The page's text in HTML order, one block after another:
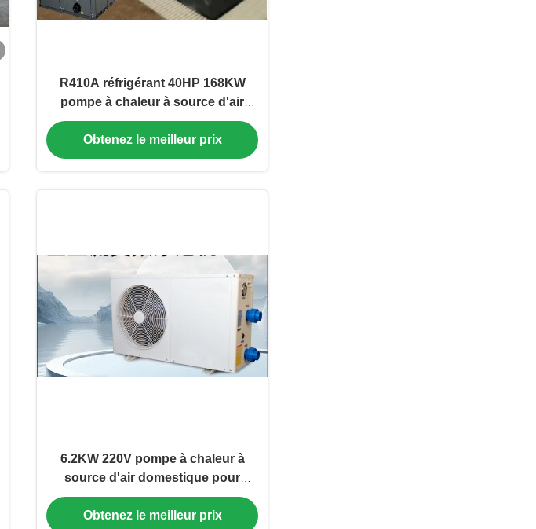
R410A réfrigérant 40HP 168KW
pompe à chaleur à source d'air
pour piscines
Obtenez le meilleur prix
6.2KW 220V pompe à chaleur à
source d'air domestique pour
piscine intérieure
Obtenez le meilleur prix